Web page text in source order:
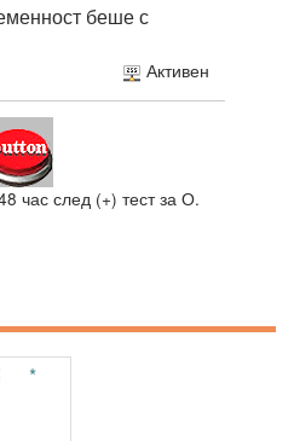
беше с
Активен
час след (+) тест за О.